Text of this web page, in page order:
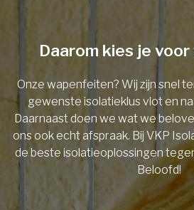
Telefoonnummer
Vorige
Daarom kies je
Onze wapenfeiten? Wij zijn snel
gewenste isolatieklus vlot en
Daarnaast doen we wat we
ons ook echt afspraak. Bij VKP
de beste isolatieoplossingen
Beloofd!